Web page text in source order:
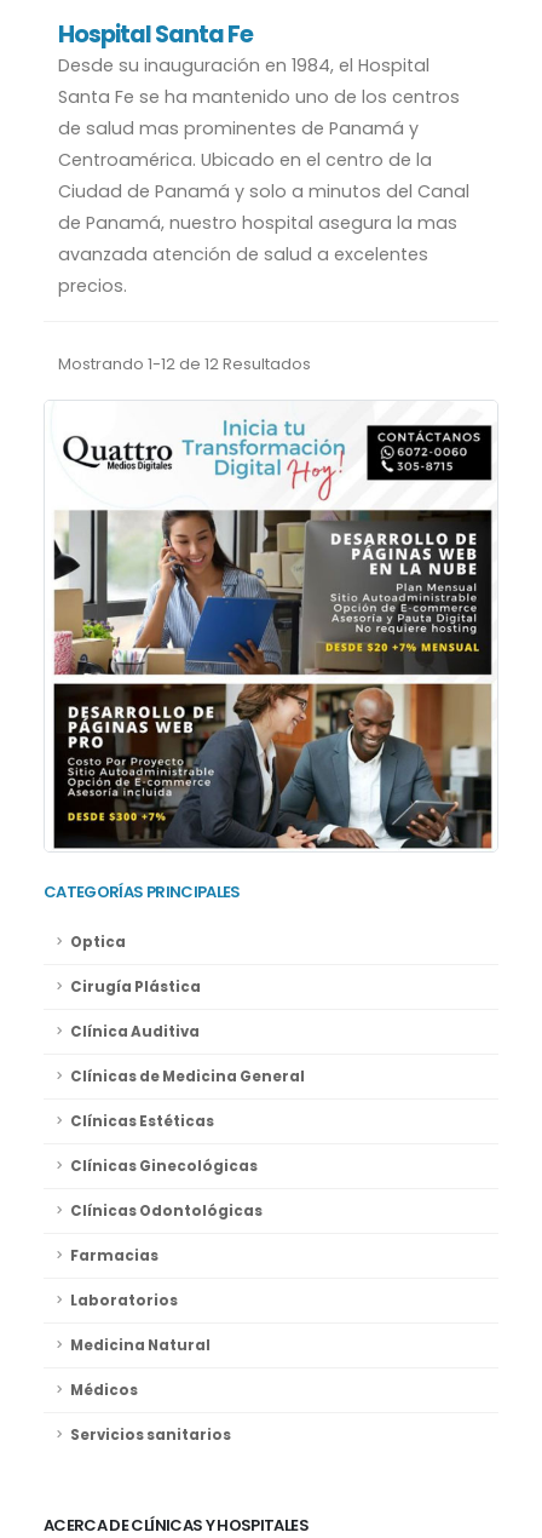
Hospital Santa Fe
Desde su inauguración en 1984, el Hospital
Santa Fe se ha mantenido uno de los centros
de salud mas prominentes de Panamá y
Centroamérica. Ubicado en el centro de la
Ciudad de Panamá y solo a minutos del Canal
de Panamá, nuestro hospital asegura la mas
avanzada atención de salud a excelentes
precios.
Mostrando 1-12 de 12 Resultados
CATEGORÍAS PRINCIPALES
Optica
Cirugía Plástica
Clínica Auditiva
Clínicas de Medicina General
Clínicas Estéticas
Clínicas Ginecológicas
Clínicas Odontológicas
Farmacias
Laboratorios
Medicina Natural
Médicos
Servicios sanitarios
ACERCA DE CLÍNICAS Y HOSPITALES